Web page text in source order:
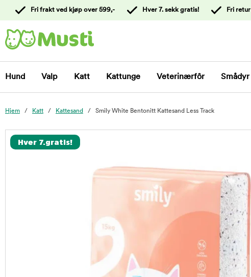
kundeservice
Fri frakt ved kjøp over 599,- Hver 7. sekk gratis! Fri retur
Hund Valp Katt Kattunge Veterinærfôr Smådyr
Hjem Katt Kattesand Smily White Bentonitt Kattesand Less Track
Hver 7.gratis!
foo